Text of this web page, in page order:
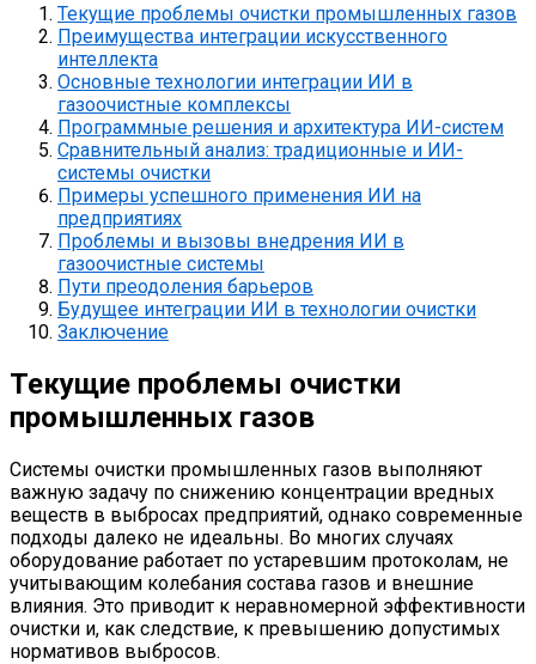
Текущие проблемы очистки промышленных газов
Преимущества интеграции искусственного
интеллекта
Основные технологии интеграции ИИ в
газоочистные комплексы
Программные решения и архитектура ИИ-систем
Сравнительный анализ: традиционные и ИИ-
системы очистки
Примеры успешного применения ИИ на
предприятиях
Проблемы и вызовы внедрения ИИ в
газоочистные системы
Пути преодоления барьеров
Будущее интеграции ИИ в технологии очистки
Заключение
Текущие проблемы очистки
промышленных газов
Системы очистки промышленных газов выполняют
важную задачу по снижению концентрации вредных
веществ в выбросах предприятий, однако современные
подходы далеко не идеальны. Во многих случаях
оборудование работает по устаревшим протоколам, не
учитывающим колебания состава газов и внешние
влияния. Это приводит к неравномерной эффективности
очистки и, как следствие, к превышению допустимых
нормативов выбросов.